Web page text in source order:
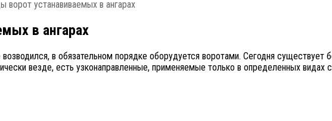
ворот устанавиваемых в ангарах
в ангарах
в обязательном порядке оборудуется воротами. Сегодня существует
везде, есть узконаправленные, применяемые только в определенных видах